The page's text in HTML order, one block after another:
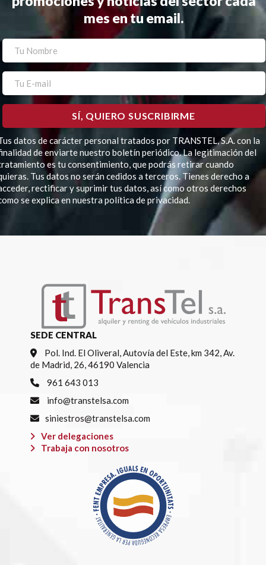
mes en tu email.
datos de carácter personal tratados por TRANSTEL, S.A. con la
de enviarte nuestro boletín periódico. La legitimación del
es tu consentimiento, que podrás retirar cuando
Tus datos no serán cedidos a terceros. Tienes derecho a
rectificar y suprimir tus datos, así como otros derechos
se explica en nuestra política de privacidad.
SEDE CENTRAL
Pol. Ind. El Oliveral, Autovía del Este, km 342, Av.
de Madrid, 26, 46190 Valencia
961 643 013
info@transtelsa.com
siniestros@transtelsa.com
Ver delegaciones
Trabaja con nosotros